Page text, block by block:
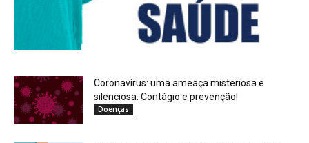
Coronavírus: uma ameaça misteriosa e
silenciosa. Contágio e prevenção!
Doenças